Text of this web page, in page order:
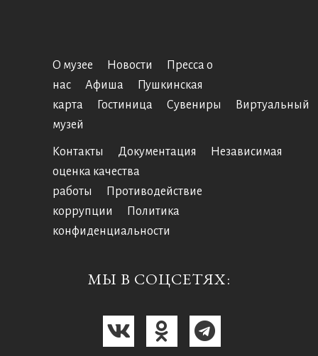
О музее Новости
Пресса о
нас
Афиша
Пушкинская
карта
Гостиница Сувениры
Виртуальный
музей
Контакты Документация
Независимая
оценка качества
работы
Противодействие
коррупции
Политика
конфиденциальности
МЫ В СОЦСЕТЯХ: